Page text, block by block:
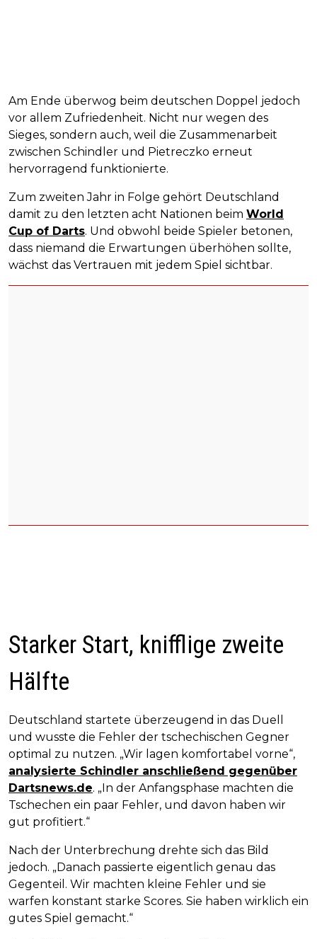
Am Ende überwog beim deutschen Doppel jedoch
vor allem Zufriedenheit. Nicht nur wegen des
Sieges, sondern auch, weil die Zusammenarbeit
zwischen Schindler und Pietreczko erneut
hervorragend funktionierte.
Zum zweiten Jahr in Folge gehört Deutschland
damit zu den letzten acht Nationen beim World
Cup of Darts. Und obwohl beide Spieler betonen,
dass niemand die Erwartungen überhöhen sollte,
wächst das Vertrauen mit jedem Spiel sichtbar.
Starker Start, knifflige zweite
Hälfte
Deutschland startete überzeugend in das Duell
und wusste die Fehler der tschechischen Gegner
optimal zu nutzen. „Wir lagen komfortabel vorne“,
analysierte Schindler anschließend gegenüber
Dartsnews.de. „In der Anfangsphase machten die
Tschechen ein paar Fehler, und davon haben wir
gut profitiert.“
Nach der Unterbrechung drehte sich das Bild
jedoch. „Danach passierte eigentlich genau das
Gegenteil. Wir machten kleine Fehler und sie
warfen konstant starke Scores. Sie haben wirklich ein
gutes Spiel gemacht.“